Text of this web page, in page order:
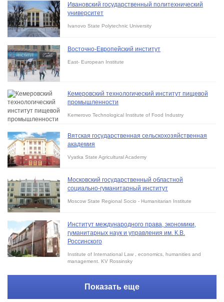
Ивановский государственный политехнический
университет
Ivanovo State Polytechnic University
Восточно-Европейский институт
East- European Institute
Кемеровский технологический институт пищевой
промышленности
Kemerovo Technological Institute of Food Industry
Вятская государственная сельскохозяйственная
академия
Vyatka State Agricultural Academy
Московский государственный областной
социально-гуманитарный институт
Moscow State Regional Socio - Humanitarian Institute
Институт международного права, экономики,
гуманитарных наук и управления им. К.В.
Россинского
Institute of International Law , economics, humanities and
management. KV Rossinsky
Показать еще